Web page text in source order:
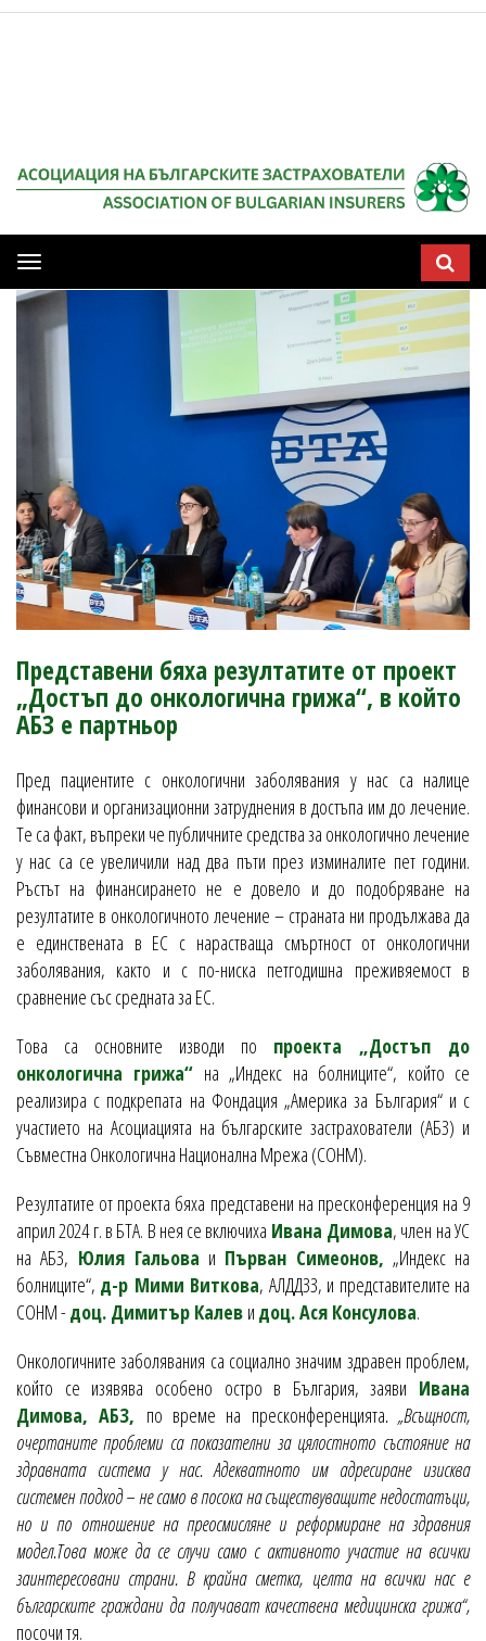
Мобилна
навигация
Представени бяха резултатите от проект
„Достъп до онкологична грижа“, в който
АБЗ е партньор
Пред пациентите с онкологични заболявания у нас са налице
финансови и организационни затруднения в достъпа им до лечение.
Те са факт, въпреки че публичните средства за онкологично лечение
у нас са се увеличили над два пъти през изминалите пет години.
Ръстът на финансирането не е довело и до подобряване на
резултатите в онкологичното лечение – страната ни продължава да
е единствената в ЕС с нарастваща смъртност от онкологични
заболявания, както и с по-ниска петгодишна преживяемост в
сравнение със средната за ЕС.
Това са основните изводи по проекта „Достъп до
онкологична грижа“ на „Индекс на болниците“, който се
реализира с подкрепата на Фондация „Америка за България“ и с
участието на Асоциацията на българските застрахователи (АБЗ) и
Съвместна Онкологична Национална Мрежа (СОНМ).
Резултатите от проекта бяха представени на пресконференция на 9
април 2024 г. в БТА. В нея се включиха Ивана Димова, член на УС
на АБЗ, Юлия Гальова и Първан Симеонов, „Индекс на
болниците“, д-р Мими Виткова, АЛДДЗЗ, и представителите на
СОНМ - доц. Димитър Калев и доц. Ася Консулова.
Онкологичните заболявания са социално значим здравен проблем,
който се изявява особено остро в България, заяви Ивана
Димова, АБЗ, по време на пресконференцията. „Всъщност,
очертаните проблеми са показателни за цялостното състояние на
здравната система у нас. Адекватното им адресиране изисква
системен подход – не само в посока на съществуващите недостатъци,
но и по отношение на преосмисляне и реформиране на здравния
модел.Това може да се случи само с активното участие на всички
заинтересовани страни. В крайна сметка, целта на всички нас е
българските граждани да получават качествена медицинска грижа“,
посочи тя.